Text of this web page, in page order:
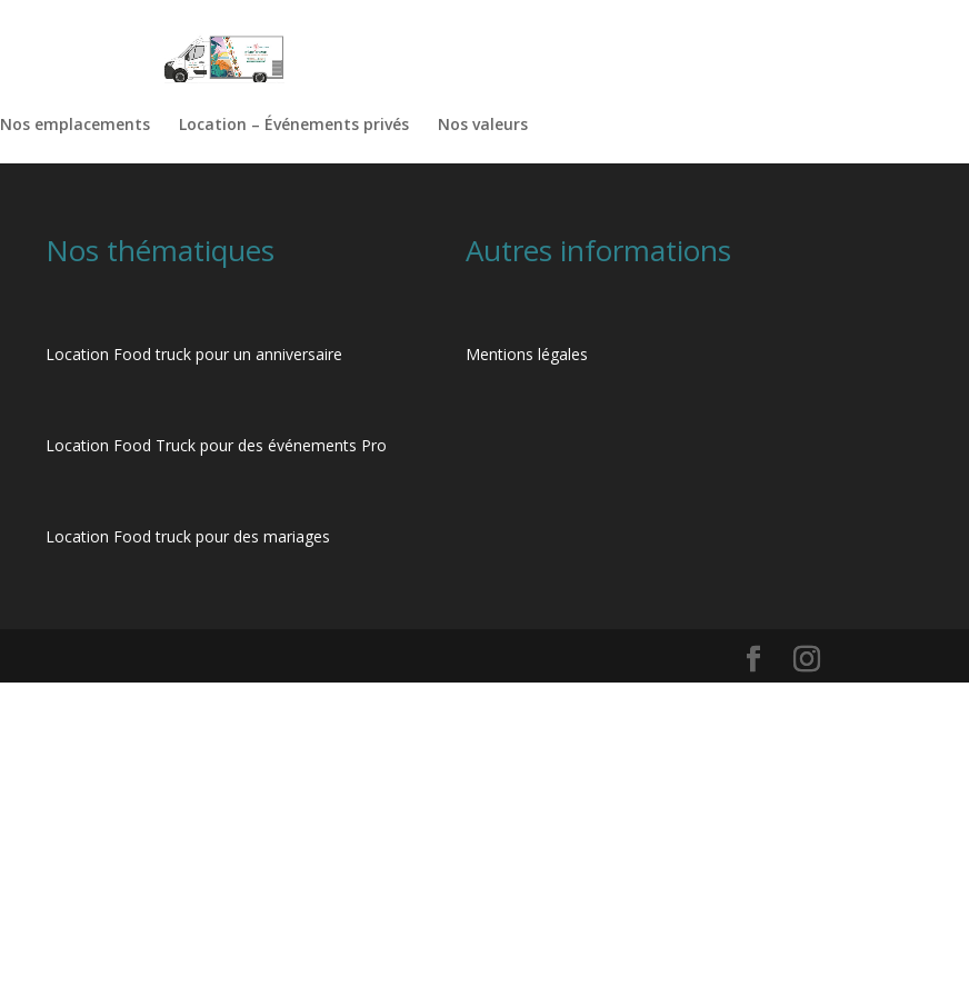
Nos emplacements Location – Événements privés Nos valeurs
Nos thématiques
Location Food truck pour un anniversaire
Location Food Truck pour des événements Pro
Location Food truck pour des mariages
Autres informations
Mentions légales